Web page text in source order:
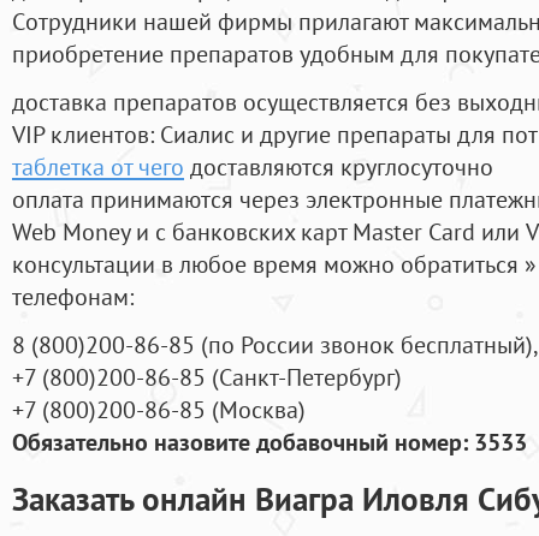
Cотрудники нашей фирмы прилагают
приобретение препаратов удобным для
доставка препаратов осуществляется без
VIP клиентов: Сиалис и другие препараты для
таблетка от чего доставляются круглосуточно
оплата принимаются через электронные
Web Money и с банковских карт Master Card или
консультации в любое время можно обратиться
телефонам:
8 (800)200-86-85 (по России звонок бесплатный),
+7 (800)200-86-85 (Санкт-Петербург)
+7 (800)200-86-85 (Москва)
Обязательно назовите добавочный номер: 3533
Заказать онлайн Виагра Иловля